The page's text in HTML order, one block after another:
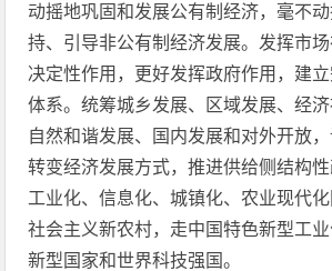
动摇地巩固和发展公有制经济，毫不
持、引导非公有制经济发展。发挥市
决定性作用，更好发挥政府作用，建
体系。统筹城乡发展、区域发展、经
自然和谐发展、国内发展和对外开放，
转变经济发展方式，推进供给侧结构
工业化、信息化、城镇化、农业现代
社会主义新农村，走中国特色新型工
新型国家和世界科技强国。